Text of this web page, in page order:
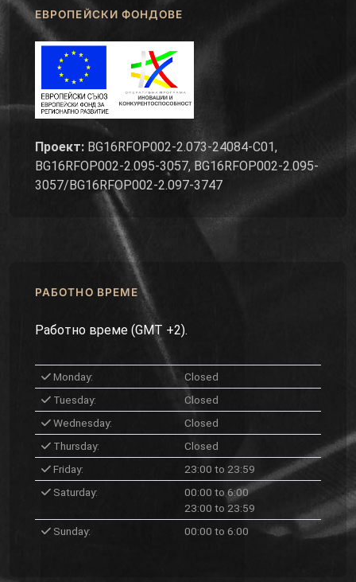
ЕВРОПЕЙСКИ ФОНДОВЕ
Проект: BG16RFOP002-2.073-24084-C01,
BG16RFOP002-2.095-3057, BG16RFOP002-2.095-
3057/BG16RFOP002-2.097-3747
РАБОТНО ВРЕМЕ
Работно време (GMT +2).
Monday:
Closed
Tuesday:
Closed
Wednesday:
Closed
Thursday:
Closed
Friday:
23:00 to 23:59
Saturday:
00:00 to 6:00
23:00 to 23:59
Sunday:
00:00 to 6:00